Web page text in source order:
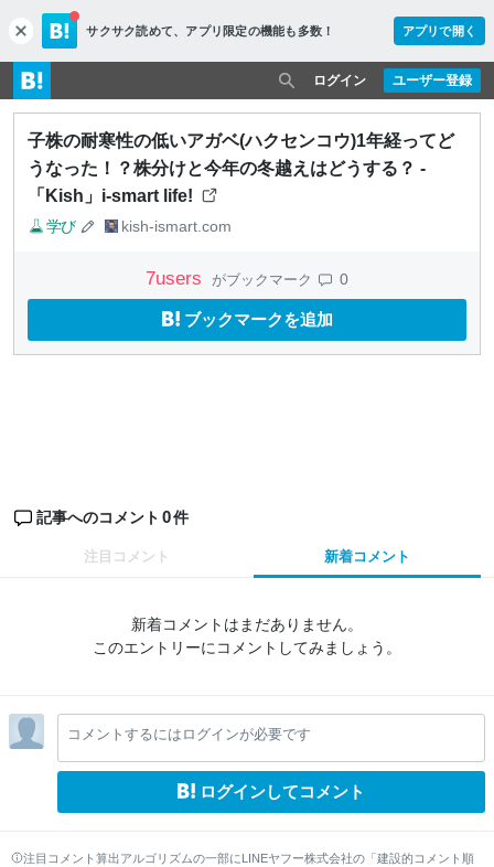
c
l
o
s
e
サクサク読めて、 アプリ限定の機能も多数！ アプリで開く
ユーザー登録
ログイン
子株の耐寒性の低いアガベ(ハクセンコウ)1年経ってど
うなった！？株分けと今年の冬越えはどうする？ -
「Kish」i-smart life!
学び kish-ismart.com
7users がブックマーク 0
ブックマークを追加
記事へのコメント 0件
注目コメント 新着コメント
新着コメントはまだありません。
このエントリーにコメントしてみましょう。
コメントするにはログインが必要です
ログインしてコメント
注目コメント算出アルゴリズムの一部にLINEヤフー株式会社の「建設的コメント順